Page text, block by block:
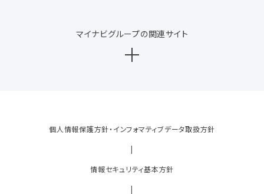
マイナビグループの関連サイト
個人情報保護方針・インフォマティブデータ取扱方針
|
情報セキュリティ基本方針
|